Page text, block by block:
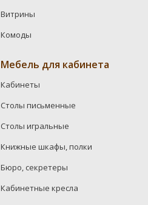
Витрины
Комоды
Мебель для кабинета
Кабинеты
Столы письменные
Столы игральные
Книжные шкафы, полки
Бюро, секретеры
Кабинетные кресла